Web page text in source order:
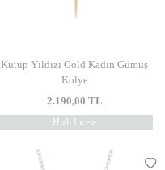
Kutup Yıldızı Gold Kadın Gümüş
Kolye
2.190,00 TL
Hızlı İncele